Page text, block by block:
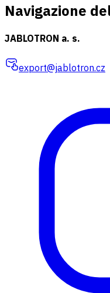
Navigazione
JABLOTRON a. s.
export@jablotron.cz